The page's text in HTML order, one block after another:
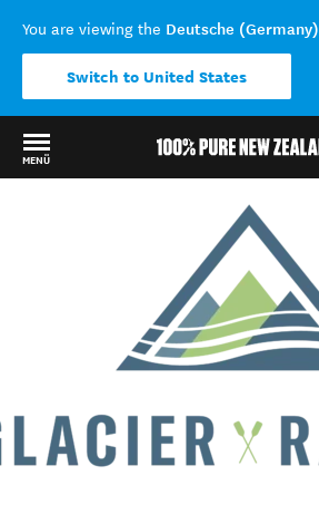
You are viewing the Deutsche (Germany)
Switch to United States
MENÜ